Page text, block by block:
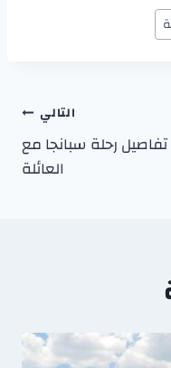
التالي
تفاصيل رحلة سبانجا مع
العائلة